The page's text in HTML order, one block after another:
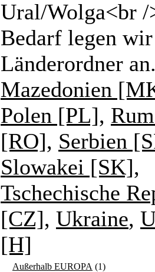
Ural/Wolga<br /
Bedarf legen wir
Länderordner
Mazedonien
Polen [PL],
[RO], Serbien
Slowakei [SK],
Tschechische
[CZ], Ukraine,
[H]
Außerhalb EUROPA (1)